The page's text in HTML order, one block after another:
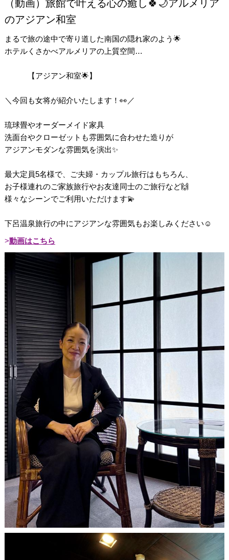
（動画）旅館で叶える心の癒し🍀🌙アルメリア
のアジアン和室
まるで旅の途中で寄り道した南国の隠れ家のよう🌟
ホテルくさかべアルメリアの上質空間…
【アジアン和室🌟】
＼今回も女将が紹介いたします！👀／
琉球畳やオーダーメイド家具
洗面台やクローゼットも雰囲気に合わせた造りが
アジアンモダンな雰囲気を演出✨
最大定員5名様で、ご夫婦・カップル旅行はもちろん、
お子様連れのご家族旅行やお友達同士のご旅行など🙌
様々なシーンでご利用いただけます💫
下呂温泉旅行の中にアジアンな雰囲気もお楽しみください☺️
動画はこちら